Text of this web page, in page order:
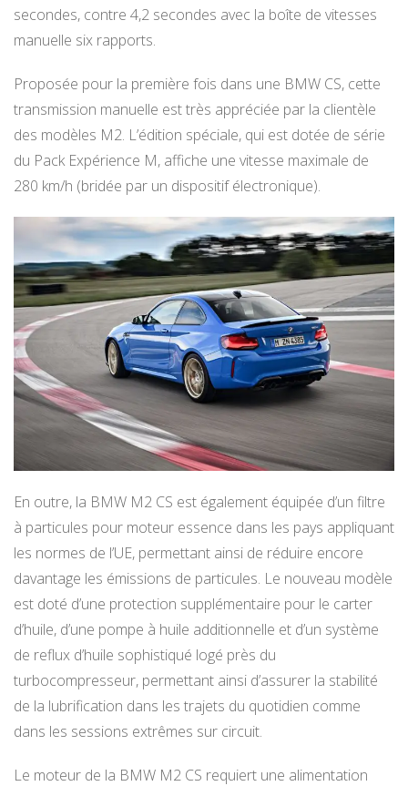
secondes, contre 4,2 secondes avec la boîte de vitesses
manuelle six rapports.
Proposée pour la première fois dans une BMW CS, cette
transmission manuelle est très appréciée par la clientèle
des modèles M2. L’édition spéciale, qui est dotée de série
du Pack Expérience M, affiche une vitesse maximale de
280 km/h (bridée par un dispositif électronique).
En outre, la BMW M2 CS est également équipée d’un filtre
à particules pour moteur essence dans les pays appliquant
les normes de l’UE, permettant ainsi de réduire encore
davantage les émissions de particules. Le nouveau modèle
est doté d’une protection supplémentaire pour le carter
d’huile, d’une pompe à huile additionnelle et d’un système
de reflux d’huile sophistiqué logé près du
turbocompresseur, permettant ainsi d’assurer la stabilité
de la lubrification dans les trajets du quotidien comme
dans les sessions extrêmes sur circuit.
Le moteur de la BMW M2 CS requiert une alimentation